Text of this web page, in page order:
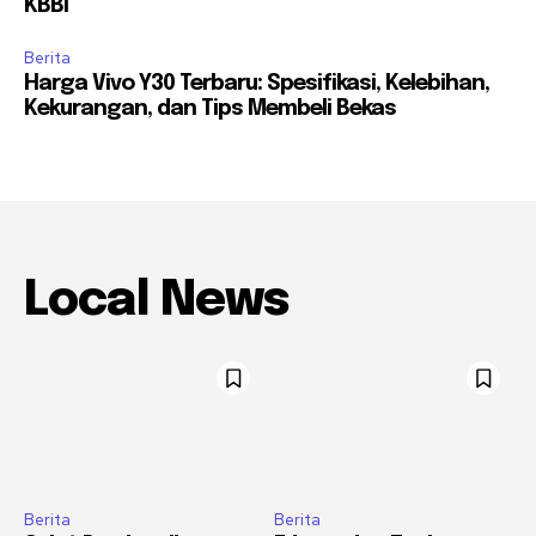
KBBI
Berita
Harga Vivo Y30 Terbaru: Spesifikasi, Kelebihan,
Kekurangan, dan Tips Membeli Bekas
Local News
Berita Berita